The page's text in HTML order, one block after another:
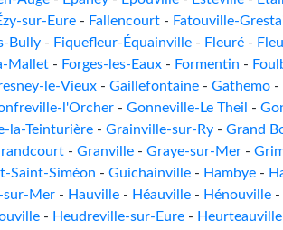
sur-Eure - Fallencourt - Fatouville-
Bully - Fiquefleur-Équainville - Fleuré -
Mallet - Forges-les-Eaux - Formentin -
le-Vieux - Gaillefontaine - Gathemo -
l'Orcher - Gonneville-Le Theil -
la-Teinturière - Grainville-sur-Ry - Grand
- Granville - Graye-sur-Mer -
Saint-Siméon - Guichainville - Hambye -
sur-Mer - Hauville - Héauville - Hénouville -
- Heudreville-sur-Eure - Heurteauville